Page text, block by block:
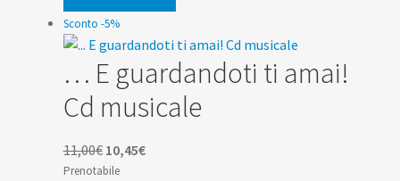
12,99€.12,34€.
Sconto -5%
… E guardandoti ti amai!
Cd musicale
11,00€ Il
prezzo
10,45€Il
Prenotabile